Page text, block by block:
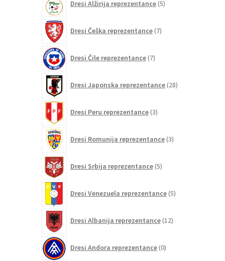
Dresi Alžirija reprezentance 5izdelkov
Dresi Češka reprezentance 7izdelkov
Dresi Čile reprezentance 7izdelkov
Dresi Japonska reprezentance 28izdelkov
Dresi Peru reprezentance 3izdelki
Dresi Romunija reprezentance 3izdelki
Dresi Srbija reprezentance 5izdelkov
Dresi Venezuela reprezentance 5izdelkov
Dresi Albanija reprezentance 12izdelkov
Dresi Andora reprezentance 0izdelkov